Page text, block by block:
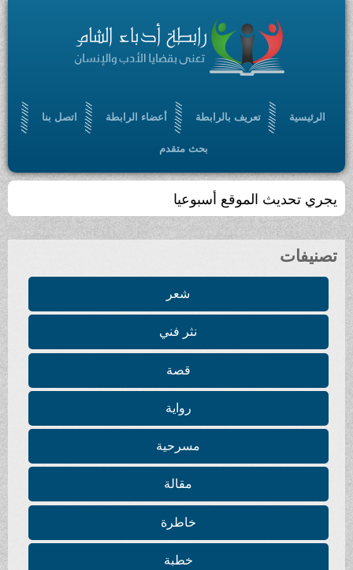
الرئيسية تعريف بالرابطة أعضاء الرابطة اتصل بنا
بحث متقدم
يجري تحديث الموقع أسبوعيا
تصنيفات
شعر
نثر فني
قصة
رواية
مسرحية
مقالة
خاطرة
خطبة